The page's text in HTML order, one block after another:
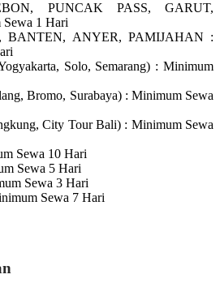
PUNCAK PASS, GARUT,
1 Hari
BANTEN, ANYER, PAMIJAHAN :
Solo, Semarang) : Minimum
Bromo, Surabaya) : Minimum Sewa
City Tour Bali) : Minimum Sewa
Sewa 10 Hari
Sewa 5 Hari
Sewa 3 Hari
Sewa 7 Hari